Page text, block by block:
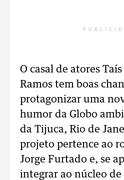
O casal de atores
Ramos tem boas
protagonizar uma
humor da Globo
da Tijuca, Rio de
projeto pertence ao
Jorge Furtado e, se
integrar ao núcleo